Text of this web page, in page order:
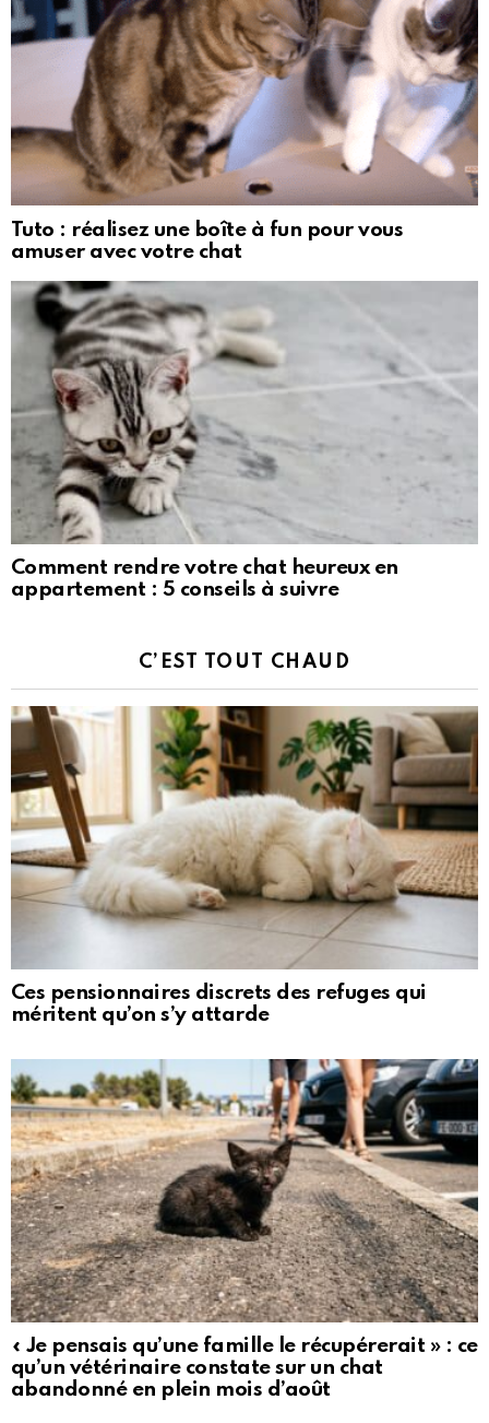
Tuto : réalisez une boîte à fun pour vous
amuser avec votre chat
Comment rendre votre chat heureux en
appartement : 5 conseils à suivre
C’EST TOUT CHAUD
Ces pensionnaires discrets des refuges qui
méritent qu’on s’y attarde
« Je pensais qu’une famille le récupérerait » : ce
qu’un vétérinaire constate sur un chat
abandonné en plein mois d’août